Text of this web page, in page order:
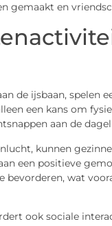
gemaakt en
de ijsbaan, spelen
een kans om
aan de
kunnen
een positieve
bevorderen, wat
ook sociale